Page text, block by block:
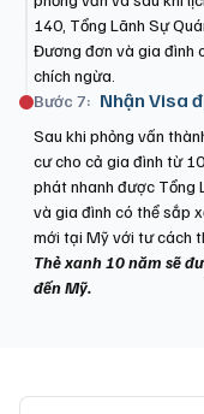
140, Tổng Lãnh Sự
Đương đơn và gia đình
chích ngừa.
Bước 7: Nhận Visa
Sau khi phỏng vấn
cư cho cả gia đình từ
phát nhanh được Tổng
và gia đình có thể sắp
mới tại Mỹ với tư cách
Thẻ xanh 10 năm sẽ
đến Mỹ.